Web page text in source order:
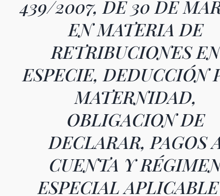
439/2007, DE 30 DE
EN MATERIA DE
RETRIBUCIONES
ESPECIE, DEDUCCIÓN
MATERNIDAD,
OBLIGACION DE
DECLARAR, PAGOS
CUENTA Y
ESPECIAL